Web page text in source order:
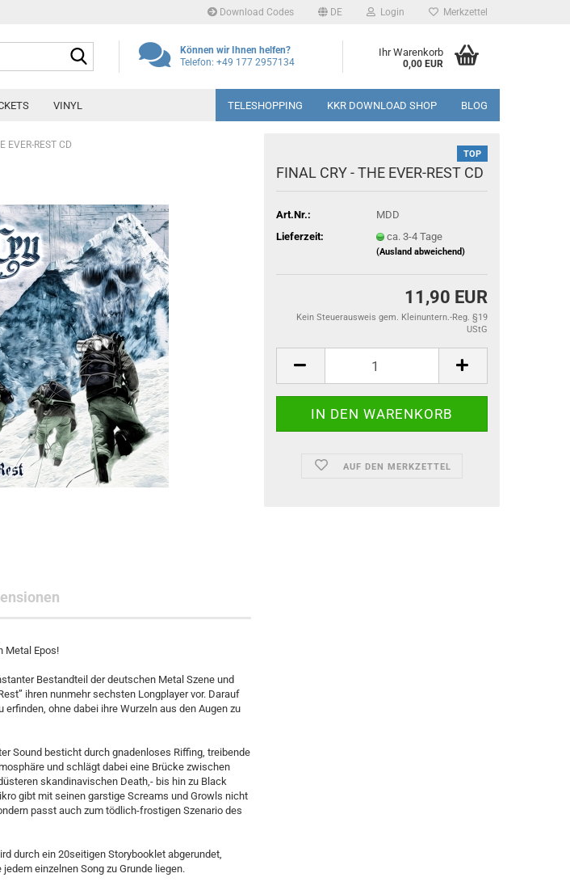
Download Codes DE Login Merkzettel
Können wir Ihnen helfen?
Telefon: +49 177 2957134
Ihr Warenkorb
0,00 EUR
VINYL TELESHOPPING KKR DOWNLOAD SHOP BLOG
EVER-REST CD
TOP
FINAL CRY - THE EVER-REST CD
Art.Nr.:
MDD
Lieferzeit:
ca. 3-4 Tage
(Ausland abweichend)
11,90 EUR
Kein Steuerausweis gem. Kleinuntern.-Reg. §19
UStG
AUF DEN MERKZETTEL
Metal Epos!
Bestandteil der deutschen Metal Szene und
ihren nunmehr sechsten Longplayer vor. Darauf
ohne dabei ihre Wurzeln aus den Augen zu
Sound besticht durch gnadenloses Riffing, treibende
und schlägt dabei eine Brücke zwischen
skandinavischen Death,- bis hin zu Black
gibt mit seinen garstige Screams und Growls nicht
passt auch zum tödlich-frostigen Szenario des
durch ein 20seitigen Storybooklet abgerundet,
einzelnen Song zu Grunde liegen.